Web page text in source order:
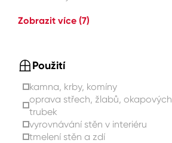
Zobrazit více (7)
Použití
kamna, krby, komíny
oprava střech, žlabů, okapových
trubek
vyrovnávání stěn v interiéru
tmelení stěn a zdí